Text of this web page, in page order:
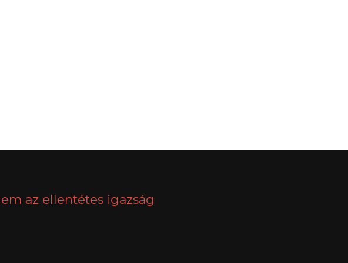
az ellentétes igazság